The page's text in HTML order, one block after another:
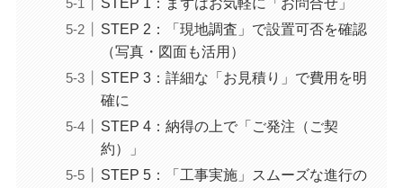
STEP 2：「現地調査」で設置可否を確認
（写真・図面も活用）
STEP 3：詳細な「お見積り」で費用を明
確に
STEP 4：納得の上で「ご発注（ご契
約）」
STEP 5：「工事実施」スムーズな進行の